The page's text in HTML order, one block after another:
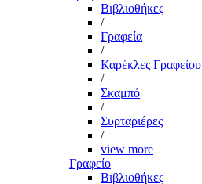
Βιβλιοθήκες
/
Γραφεία
/
Καρέκλες Γραφείου
/
Σκαμπό
/
Συρταριέρες
/
view more
Γραφείο
Βιβλιοθήκες